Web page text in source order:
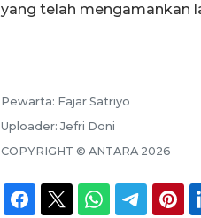
yang telah mengamankan
Pewarta: Fajar Satriyo
Uploader: Jefri Doni
COPYRIGHT © ANTARA 2026